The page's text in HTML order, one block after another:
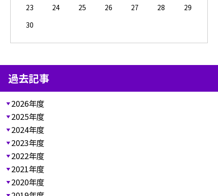
23
24 25 26 27 28
29
30
過去記事
2026年度
2025年度
2024年度
2023年度
2022年度
2021年度
2020年度